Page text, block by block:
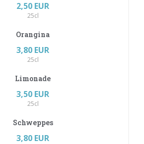
2,50 EUR
25cl
Orangina
3,80 EUR
25cl
Limonade
3,50 EUR
25cl
Schweppes
3,80 EUR